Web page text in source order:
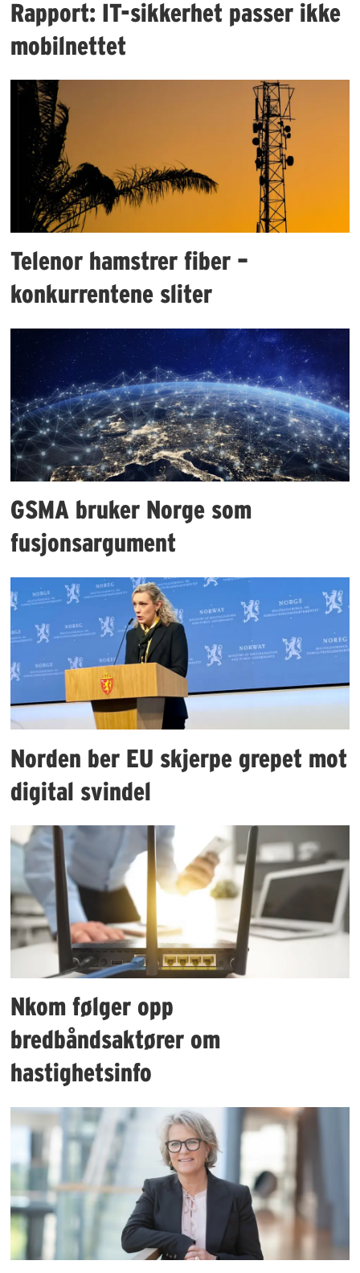
Rapport: IT-sikkerhet passer ikke
mobilnettet
Telenor hamstrer fiber –
konkurrentene sliter
GSMA bruker Norge som
fusjonsargument
Norden ber EU skjerpe grepet mot
digital svindel
Nkom følger opp
bredbåndsaktører om
hastighetsinfo